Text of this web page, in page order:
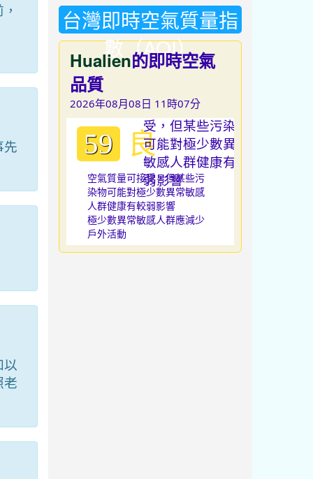
先
老
台灣即時空氣質量指
數（AQI）
Hualien的即時空氣
品質
2026年08月08日 11時07分
59 良
空氣質量可接受，但某些污
染物可能對極少數異常敏感
人群健康有較弱影響
極少數異常敏感人群應減少
戶外活動